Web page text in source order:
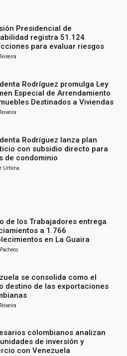
Presidencial de
registra 51.124
para evaluar riesgos
Rodríguez promulga Ley
Especial de Arrendamiento
Destinados a Viviendas
Rodríguez lanza plan
con subsidio directo para
de condominio
Urbina
de los Trabajadores entrega
a 1.766
en La Guaira
se consolida como el
destino de las exportaciones
colombianos analizan
de inversión y
con Venezuela